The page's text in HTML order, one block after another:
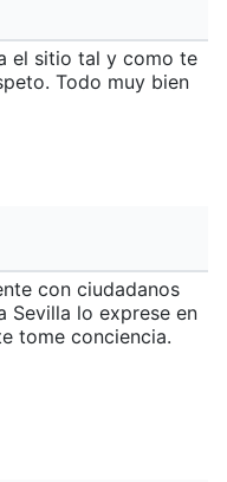
el sitio tal y como te
Todo muy bien
con ciudadanos
Sevilla lo exprese en
tome conciencia.